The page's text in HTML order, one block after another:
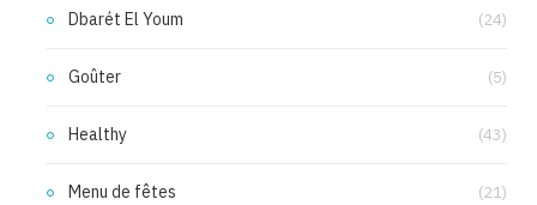
Dbarét El Youm (24)
Goûter (5)
Healthy (43)
Menu de fêtes (21)